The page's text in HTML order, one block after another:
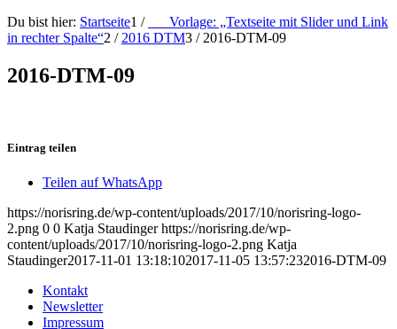
Du bist hier: Startseite1 /
___Vorlage: „Textseite mit Slider und Link
in rechter Spalte“2 / 2016 DTM3 / 2016-DTM-09
2016-DTM-09
Eintrag teilen
Teilen auf WhatsApp
https://norisring.de/wp-content/uploads/2017/10/norisring-logo-
2.png 0 0 Katja Staudinger https://norisring.de/wp-
content/uploads/2017/10/norisring-logo-2.png Katja
Staudinger2017-11-01 13:18:102017-11-05 13:57:232016-DTM-09
Kontakt
Newsletter
Impressum